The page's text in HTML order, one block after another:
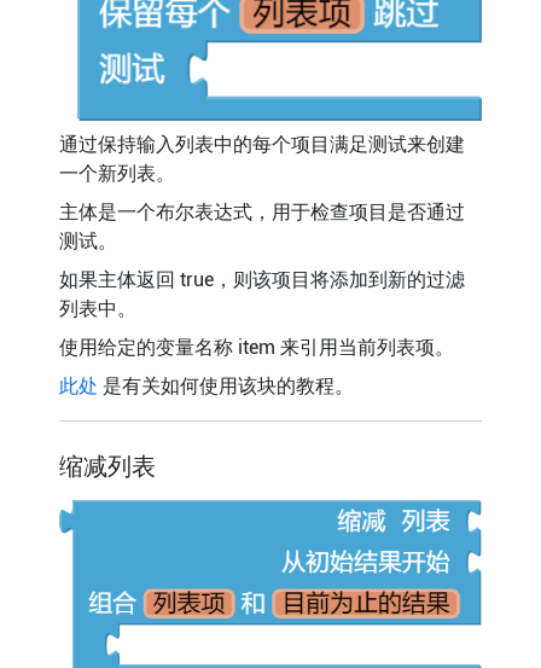
通过保持输入列表中的每个项目满足测试来创建
一个新列表。
主体是一个布尔表达式，用于检查项目是否通过
测试。
如果主体返回 true，则该项目将添加到新的过滤
列表中。
使用给定的变量名称 item 来引用当前列表项。
此处 是有关如何使用该块的教程。
缩减列表